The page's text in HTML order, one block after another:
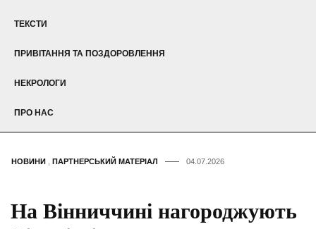
ТЕКСТИ
ПРИВІТАННЯ ТА ПОЗДОРОВЛЕННЯ
НЕКРОЛОГИ
ПРО НАС
НОВИНИ ПАРТНЕРСЬКИЙ МАТЕРІАЛ 04.07.2026
На Вінниччині нагороджують